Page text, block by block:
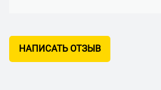
НАПИСАТЬ ОТЗЫВ